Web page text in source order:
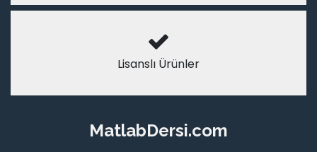
Lisanslı Ürünler
MatlabDersi.com